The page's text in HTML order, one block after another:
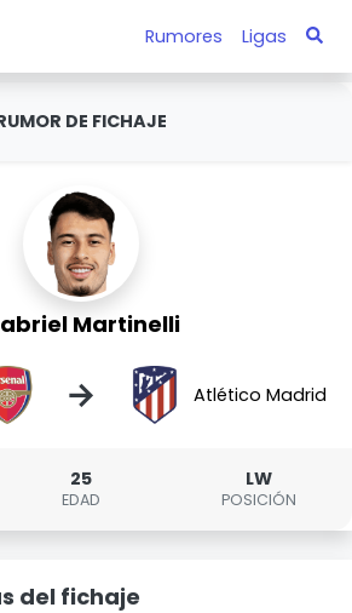
Rumores Ligas
DE FICHAJE
Martinelli
→ Atlético Madrid
25
EDAD
LW
POSICIÓN
del fichaje